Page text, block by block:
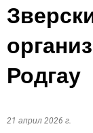
Родгау
21 април 2026 г.